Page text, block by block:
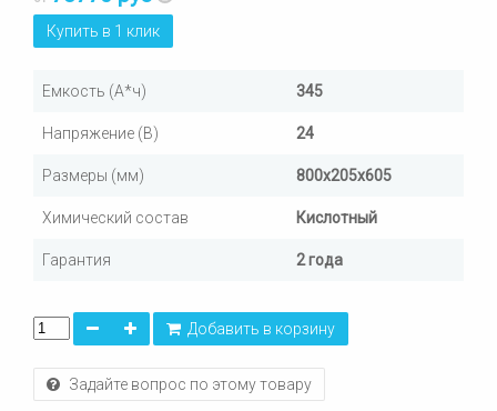
Купить в 1 клик
Емкость (А*ч) 345
Напряжение (В) 24
Размеры (мм) 800х205х605
Химический состав Кислотный
Гарантия 2 года
Добавить в корзину
Задайте вопрос по этому товару